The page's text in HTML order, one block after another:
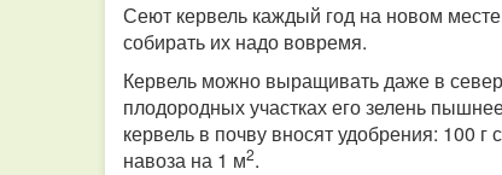
Сеют кервель каждый год на новом
собирать их надо вовремя.
Кервель можно выращивать даже в
плодородных участках его зелень
кервель в почву вносят удобрения: 100
навоза на 1 м2.